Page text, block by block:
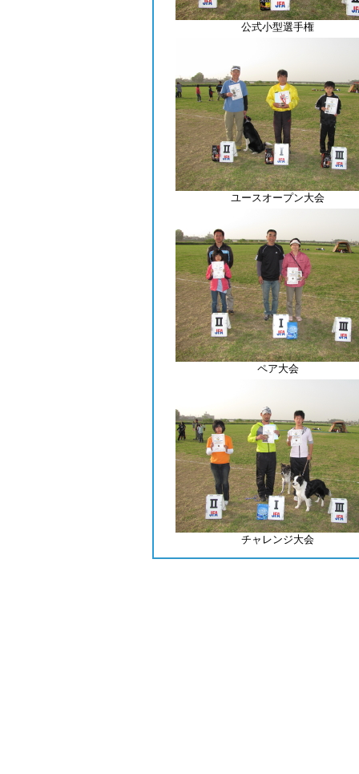
公式小型選手権
ユースオープン大会
ペア大会
チャレンジ大会